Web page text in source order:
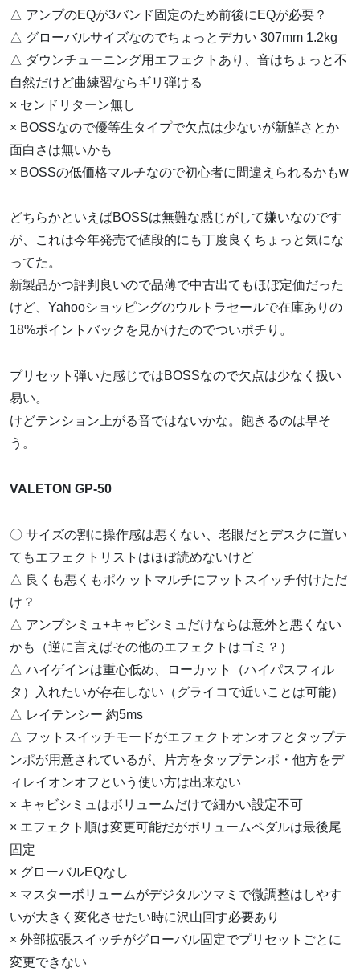
△ アンプのEQが3バンド固定のため前後にEQが必要？
△ グローバルサイズなのでちょっとデカい 307mm 1.2kg
△ ダウンチューニング用エフェクトあり、音はちょっと不
自然だけど曲練習ならギリ弾ける
× センドリターン無し
× BOSSなので優等生タイプで欠点は少ないが新鮮さとか
面白さは無いかも
× BOSSの低価格マルチなので初心者に間違えられるかもw
どちらかといえばBOSSは無難な感じがして嫌いなのです
が、これは今年発売で値段的にも丁度良くちょっと気にな
ってた。
新製品かつ評判良いので品薄で中古出てもほぼ定価だった
けど、Yahooショッピングのウルトラセールで在庫ありの
18%ポイントバックを見かけたのでついポチり。
プリセット弾いた感じではBOSSなので欠点は少なく扱い
易い。
けどテンション上がる音ではないかな。飽きるのは早そ
う。
VALETON GP-50
〇 サイズの割に操作感は悪くない、老眼だとデスクに置い
てもエフェクトリストはほぼ読めないけど
△ 良くも悪くもポケットマルチにフットスイッチ付けただ
け？
△ アンプシミュ+キャビシミュだけならは意外と悪くない
かも（逆に言えばその他のエフェクトはゴミ？）
△ ハイゲインは重心低め、ローカット（ハイパスフィル
タ）入れたいが存在しない（グライコで近いことは可能）
△ レイテンシー 約5ms
△ フットスイッチモードがエフェクトオンオフとタップテ
ンポが用意されているが、片方をタップテンポ・他方をデ
ィレイオンオフという使い方は出来ない
× キャビシミュはボリュームだけで細かい設定不可
× エフェクト順は変更可能だがボリュームペダルは最後尾
固定
× グローバルEQなし
× マスターボリュームがデジタルツマミで微調整はしやす
いが大きく変化させたい時に沢山回す必要あり
× 外部拡張スイッチがグローバル固定でプリセットごとに
変更できない